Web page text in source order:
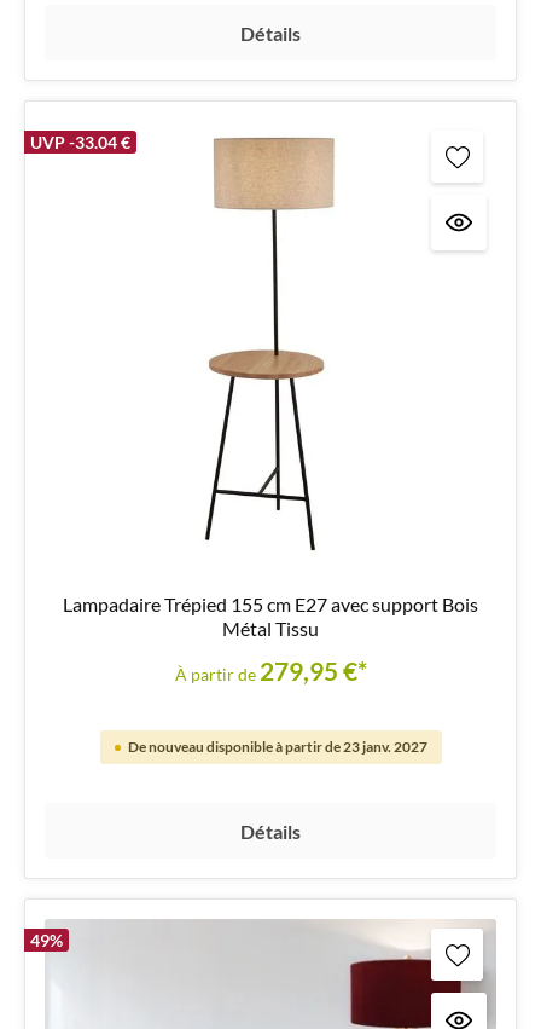
Détails
UVP -33.04 €
Lampadaire Trépied 155 cm E27 avec support Bois
Métal Tissu
À partir de 279,95 €*
De nouveau disponible à partir de 23 janv. 2027
Détails
49%